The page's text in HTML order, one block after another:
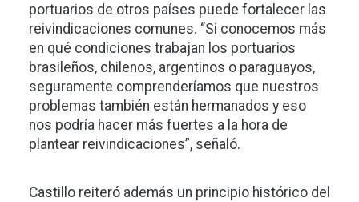
portuarios de otros países puede fortalecer las
reivindicaciones comunes. “Si conocemos más
en qué condiciones trabajan los portuarios
brasileños, chilenos, argentinos o paraguayos,
seguramente comprenderíamos que nuestros
problemas también están hermanados y eso
nos podría hacer más fuertes a la hora de
plantear reivindicaciones”, señaló.
Castillo reiteró además un principio histórico del